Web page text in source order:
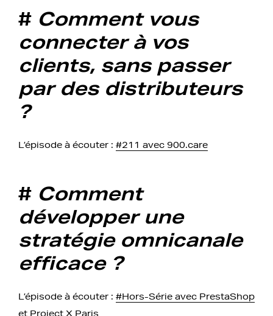
# Comment vous
connecter à vos
clients, sans passer
par des distributeurs
?
L’épisode à écouter : #211 avec 900.care
# Comment
développer une
stratégie omnicanale
efficace ?
L’épisode à écouter : #Hors-Série avec PrestaShop
et Project X Paris